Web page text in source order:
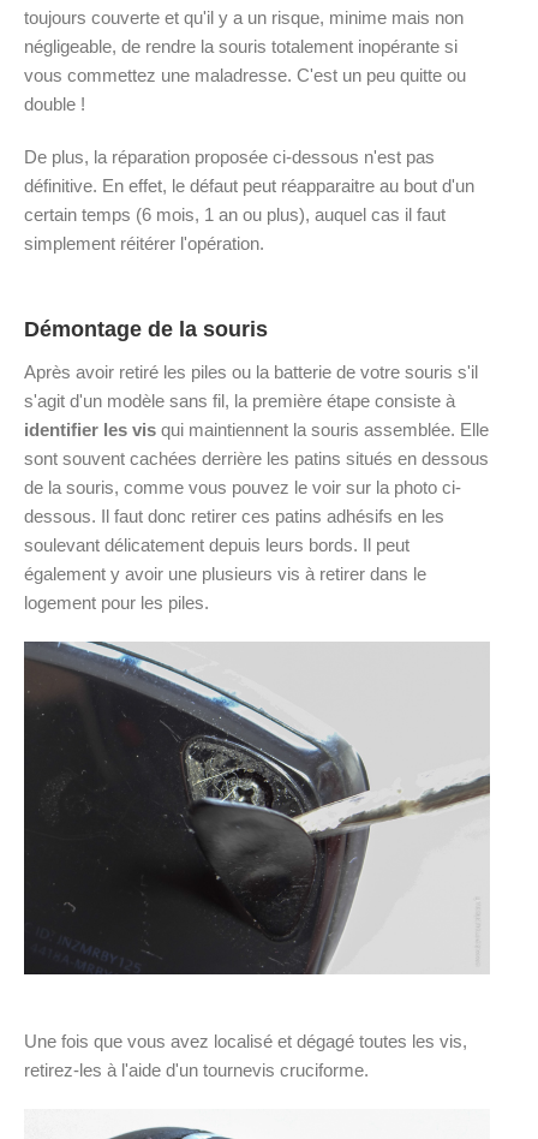
toujours couverte et qu'il y a un risque, minime mais non
négligeable, de rendre la souris totalement inopérante si
vous commettez une maladresse. C'est un peu quitte ou
double !
De plus, la réparation proposée ci-dessous n'est pas
définitive. En effet, le défaut peut réapparaitre au bout d'un
certain temps (6 mois, 1 an ou plus), auquel cas il faut
simplement réitérer l'opération.
Démontage de la souris
Après avoir retiré les piles ou la batterie de votre souris s'il
s'agit d'un modèle sans fil, la première étape consiste à
identifier les vis qui maintiennent la souris assemblée. Elle
sont souvent cachées derrière les patins situés en dessous
de la souris, comme vous pouvez le voir sur la photo ci-
dessous. Il faut donc retirer ces patins adhésifs en les
soulevant délicatement depuis leurs bords. Il peut
également y avoir une plusieurs vis à retirer dans le
logement pour les piles.
Une fois que vous avez localisé et dégagé toutes les vis,
retirez-les à l'aide d'un tournevis cruciforme.